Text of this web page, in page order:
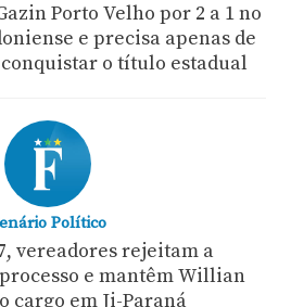
Porto Velho por 2 a 1 no
e precisa apenas de
o título estadual
Político
vereadores rejeitam a
e mantêm Willian
cargo em Ji-Paraná